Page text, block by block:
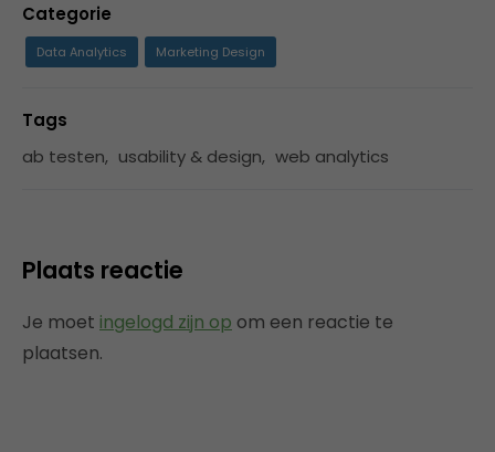
Categorie
Data Analytics Marketing Design
Tags
ab testen, usability & design, web analytics
Plaats reactie
Je moet ingelogd zijn op om een reactie te
plaatsen.